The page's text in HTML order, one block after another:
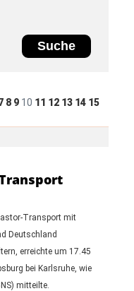
8 9 10 11 12 13 14 15
Transport mit
Deutschland
erreichte um 17.45
bei Karlsruhe, wie
mitteilte.